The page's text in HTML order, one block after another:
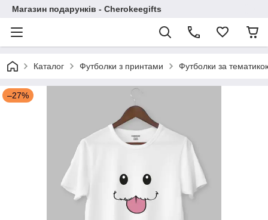
Магазин подарунків - Cherokeegifts
Каталог Футболки з принтами Футболки за
–27%